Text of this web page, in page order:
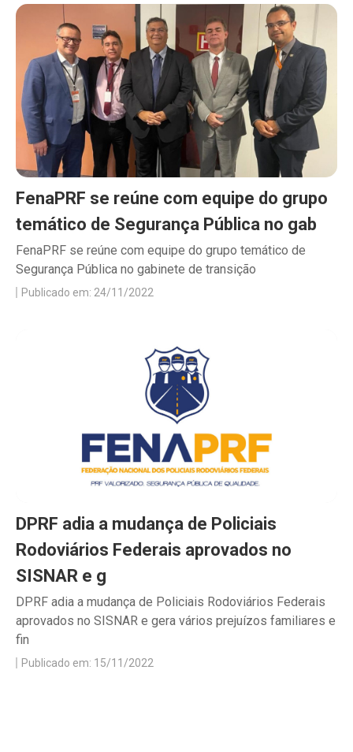
FenaPRF se reúne com equipe do grupo
temático de Segurança Pública no gab
FenaPRF se reúne com equipe do grupo temático de
Segurança Pública no gabinete de transição
Publicado em: 24/11/2022
DPRF adia a mudança de Policiais
Rodoviários Federais aprovados no
SISNAR e g
DPRF adia a mudança de Policiais Rodoviários Federais
aprovados no SISNAR e gera vários prejuízos familiares e
fin
Publicado em: 15/11/2022